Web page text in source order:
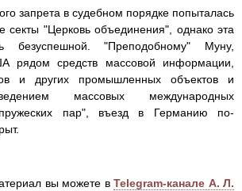
запрета в судебном порядке попыталась
секты "Церковь объединения", однако эта
безуспешной. "Преподобному" Муну,
рядом средств массовой информации,
и других промышленных объектов и
массовых международных
пар", въезд в Германию по-
вы можете в Telegram-канале А. Л.